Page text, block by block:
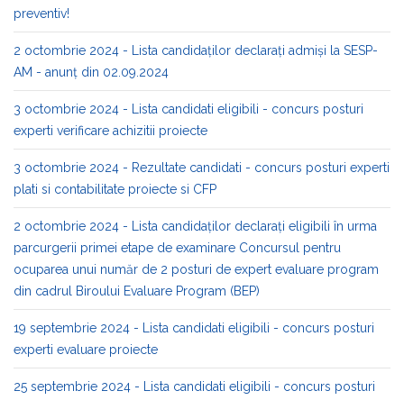
preventiv!
2 octombrie 2024 - Lista candidaților declarați admiși la SESP-
AM - anunț din 02.09.2024
3 octombrie 2024 - Lista candidati eligibili - concurs posturi
experti verificare achizitii proiecte
3 octombrie 2024 - Rezultate candidati - concurs posturi experti
plati si contabilitate proiecte si CFP
2 octombrie 2024 - Lista candidaților declarați eligibili în urma
parcurgerii primei etape de examinare Concursul pentru
ocuparea unui număr de 2 posturi de expert evaluare program
din cadrul Biroului Evaluare Program (BEP)
19 septembrie 2024 - Lista candidati eligibili - concurs posturi
experti evaluare proiecte
25 septembrie 2024 - Lista candidati eligibili - concurs posturi